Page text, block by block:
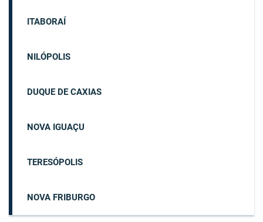
ITABORAÍ
NILÓPOLIS
DUQUE DE CAXIAS
NOVA IGUAÇU
TERESÓPOLIS
NOVA FRIBURGO